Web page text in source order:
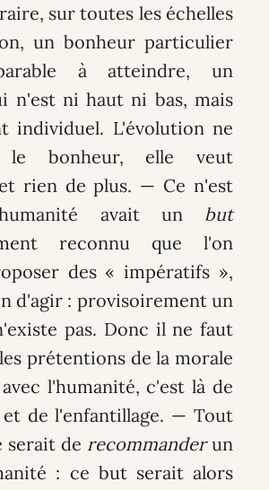
sur toutes les échelles
un bonheur particulier
à atteindre, un
n'est ni haut ni bas, mais
individuel. L'évolution ne
bonheur, elle veut
rien de plus. — Ce n'est
avait un but
reconnu que l'on
des « impératifs »,
d'agir : provisoirement un
pas. Donc il ne faut
prétentions de la morale
l'humanité, c'est là de
de l'enfantillage. — Tout
serait de recommanderun
: ce but serait alors